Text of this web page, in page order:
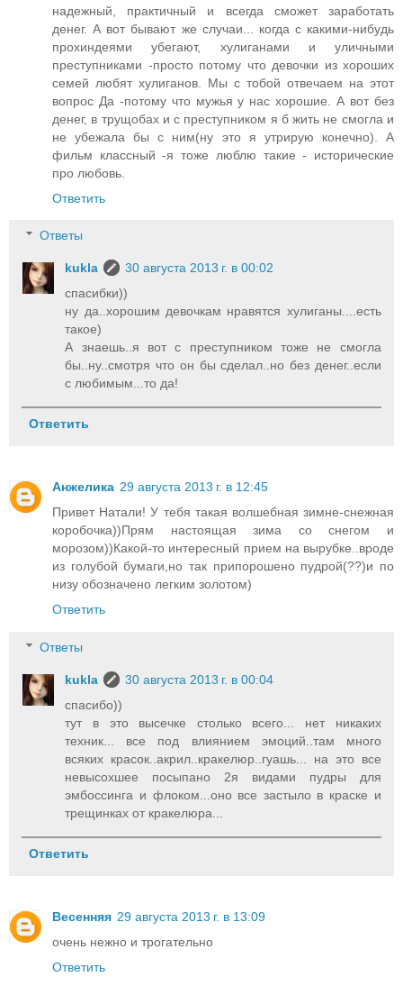
надежный, практичный и всегда сможет заработать
денег. А вот бывают же случаи... когда с какими-нибудь
прохиндеями убегают, хулиганами и уличными
преступниками -просто потому что девочки из хороших
семей любят хулиганов. Мы с тобой отвечаем на этот
вопрос Да -потому что мужья у нас хорошие. А вот без
денег, в трущобах и с преступником я б жить не смогла и
не убежала бы с ним(ну это я утрирую конечно). А
фильм классный -я тоже люблю такие - исторические
про любовь.
Ответить
Ответы
kukla
30 августа 2013 г. в 00:02
спасибки))
ну да..хорошим девочкам нравятся хулиганы....есть
такое)
А знаешь..я вот с преступником тоже не смогла
бы..ну..смотря что он бы сделал..но без денег..если
с любимым...то да!
Ответить
Анжелика 29 августа 2013 г. в 12:45
Привет Натали! У тебя такая волшебная зимне-снежная
коробочка))Прям настоящая зима со снегом и
морозом))Какой-то интересный прием на вырубке..вроде
из голубой бумаги,но так припорошено пудрой(??)и по
низу обозначено легким золотом)
Ответить
Ответы
kukla
30 августа 2013 г. в 00:04
спасибо))
тут в это высечке столько всего... нет никаких
техник... все под влиянием эмоций..там много
всяких красок..акрил..кракелюр..гуашь... на это все
невысохшее посыпано 2я видами пудры для
эмбоссинга и флоком...оно все застыло в краске и
трещинках от кракелюра...
Ответить
Весенняя 29 августа 2013 г. в 13:09
очень нежно и трогательно
Ответить